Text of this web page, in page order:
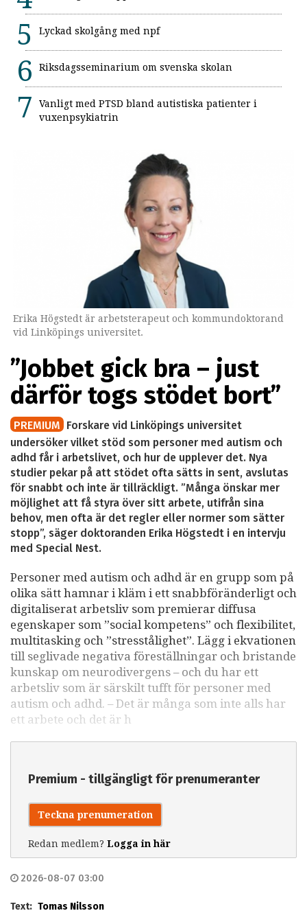
Lyckad skolgång med npf
Riksdagsseminarium om svenska skolan
Vanligt med PTSD bland autistiska patienter i
vuxenpsykiatrin
Erika Högstedt är arbetsterapeut och kommundoktorand
vid Linköpings universitet.
”Jobbet gick bra – just
därför togs stödet bort”
PREMIUM Forskare vid Linköpings universitet
undersöker vilket stöd som personer med autism och
adhd får i arbetslivet, och hur de upplever det. Nya
studier pekar på att stödet ofta sätts in sent, avslutas
för snabbt och inte är tillräckligt. ”Många önskar mer
möjlighet att få styra över sitt arbete, utifrån sina
behov, men ofta är det regler eller normer som sätter
stopp”, säger doktoranden Erika Högstedt i en intervju
med Special Nest.
Personer med autism och adhd är en grupp som på
olika sätt hamnar i kläm i ett snabbföränderligt och
digitaliserat arbetsliv som premierar diffusa
egenskaper som ”social kompetens” och flexibilitet,
multitasking och ”stresstålighet”. Lägg i ekvationen
till seglivade negativa föreställningar och bristande
kunskap om neurodivergens – och du har ett
arbetsliv som är särskilt tufft för personer med
autism och adhd. – Det är många som inte alls har
ett arbete och det är h
Premium - tillgängligt för prenumeranter
Teckna prenumeration
Redan medlem? Logga in här
2026-08-07 03:00
Text: Tomas Nilsson